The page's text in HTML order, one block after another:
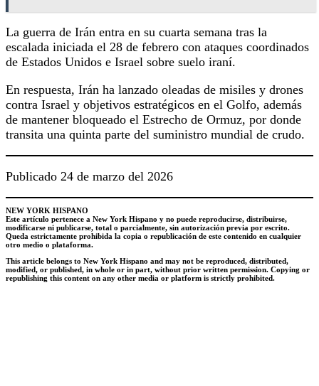
La guerra de Irán entra en su cuarta semana tras la
escalada iniciada el 28 de febrero con ataques coordinados
de Estados Unidos e Israel sobre suelo iraní.
En respuesta, Irán ha lanzado oleadas de misiles y drones
contra Israel y objetivos estratégicos en el Golfo, además
de mantener bloqueado el Estrecho de Ormuz, por donde
transita una quinta parte del suministro mundial de crudo.
Publicado 24 de marzo del 2026
NEW YORK HISPANO
Este artículo pertenece a New York Hispano y no puede reproducirse, distribuirse,
modificarse ni publicarse, total o parcialmente, sin autorización previa por escrito.
Queda estrictamente prohibida la copia o republicación de este contenido en cualquier
otro medio o plataforma.
This article belongs to New York Hispano and may not be reproduced, distributed,
modified, or published, in whole or in part, without prior written permission. Copying or
republishing this content on any other media or platform is strictly prohibited.